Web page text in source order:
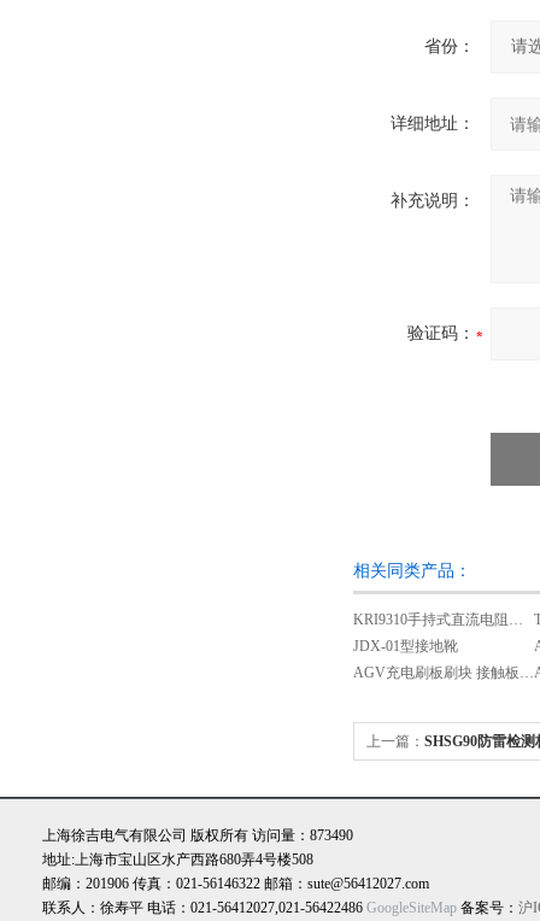
省份：
详细地址：
补充说明：
验证码：
相关同类产品：
KRI9310手持式直流电阻测试仪
JDX-01型接地靴
AGV充电刷板刷块 接触板 集电器 自动
上一篇： SHSG90防雷检
上海徐吉电气有限公司 版权所有 访问量：873490
地址:上海市宝山区水产西路680弄4号楼508
邮编：201906 传真：021-56146322 邮箱：sute@56412027.com
联系人：徐寿平 电话：021-56412027,021-56422486 GoogleSiteMap 备案号： 沪